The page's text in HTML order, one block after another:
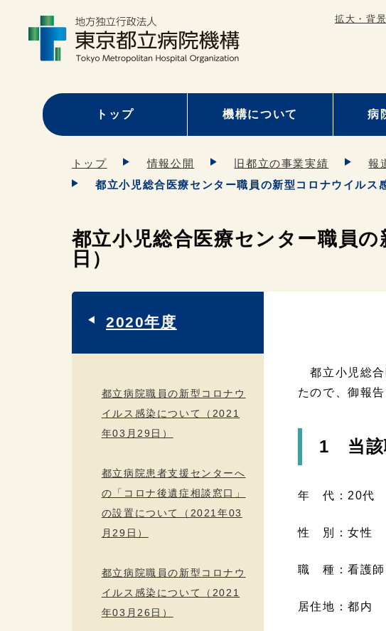
拡大・背
トップ 機構について 病
トップ 情報公開 旧都立の事業実績 報
都立小児総合医療センター職員の新型コロナウイルス
都立小児総合医療センター職員
日）
都立小児総合
たので、御報
1 当該
年 代：20代
性 別：女性
職 種：看護師
居住地：都内
2020年度
都立病院職員の新型コロナウ
イルス感染について（2021
年03月29日）
都立病院患者支援センターへ
の「コロナ後遺症相談窓口」
の設置について（2021年03
月29日）
都立病院職員の新型コロナウ
イルス感染について（2021
年03月26日）